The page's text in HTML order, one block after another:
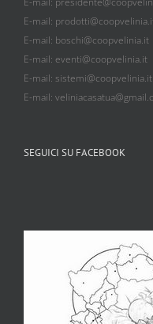
E-mail:
E-mail: boschi@coopvelinia.it
E-mail: eventi@coopvelinia.it
E-mail: sistemi@coopvelinia.it
E-mail:
SEGUICI SU FACEBOOK